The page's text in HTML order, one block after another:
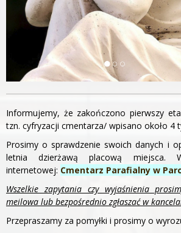
Informujemy, że zakończono pierwszy
tzn. cyfryzacji cmentarza/ wpisano około 4
Prosimy o sprawdzenie swoich danych i
letnia dzierżawą placową miejsca.
internetowej: Cmentarz Parafialny w
Wszelkie zapytania czy wyjaśnienia
meilowa lub bezpośrednio zgłaszać w
Przepraszamy za pomyłki i prosimy o